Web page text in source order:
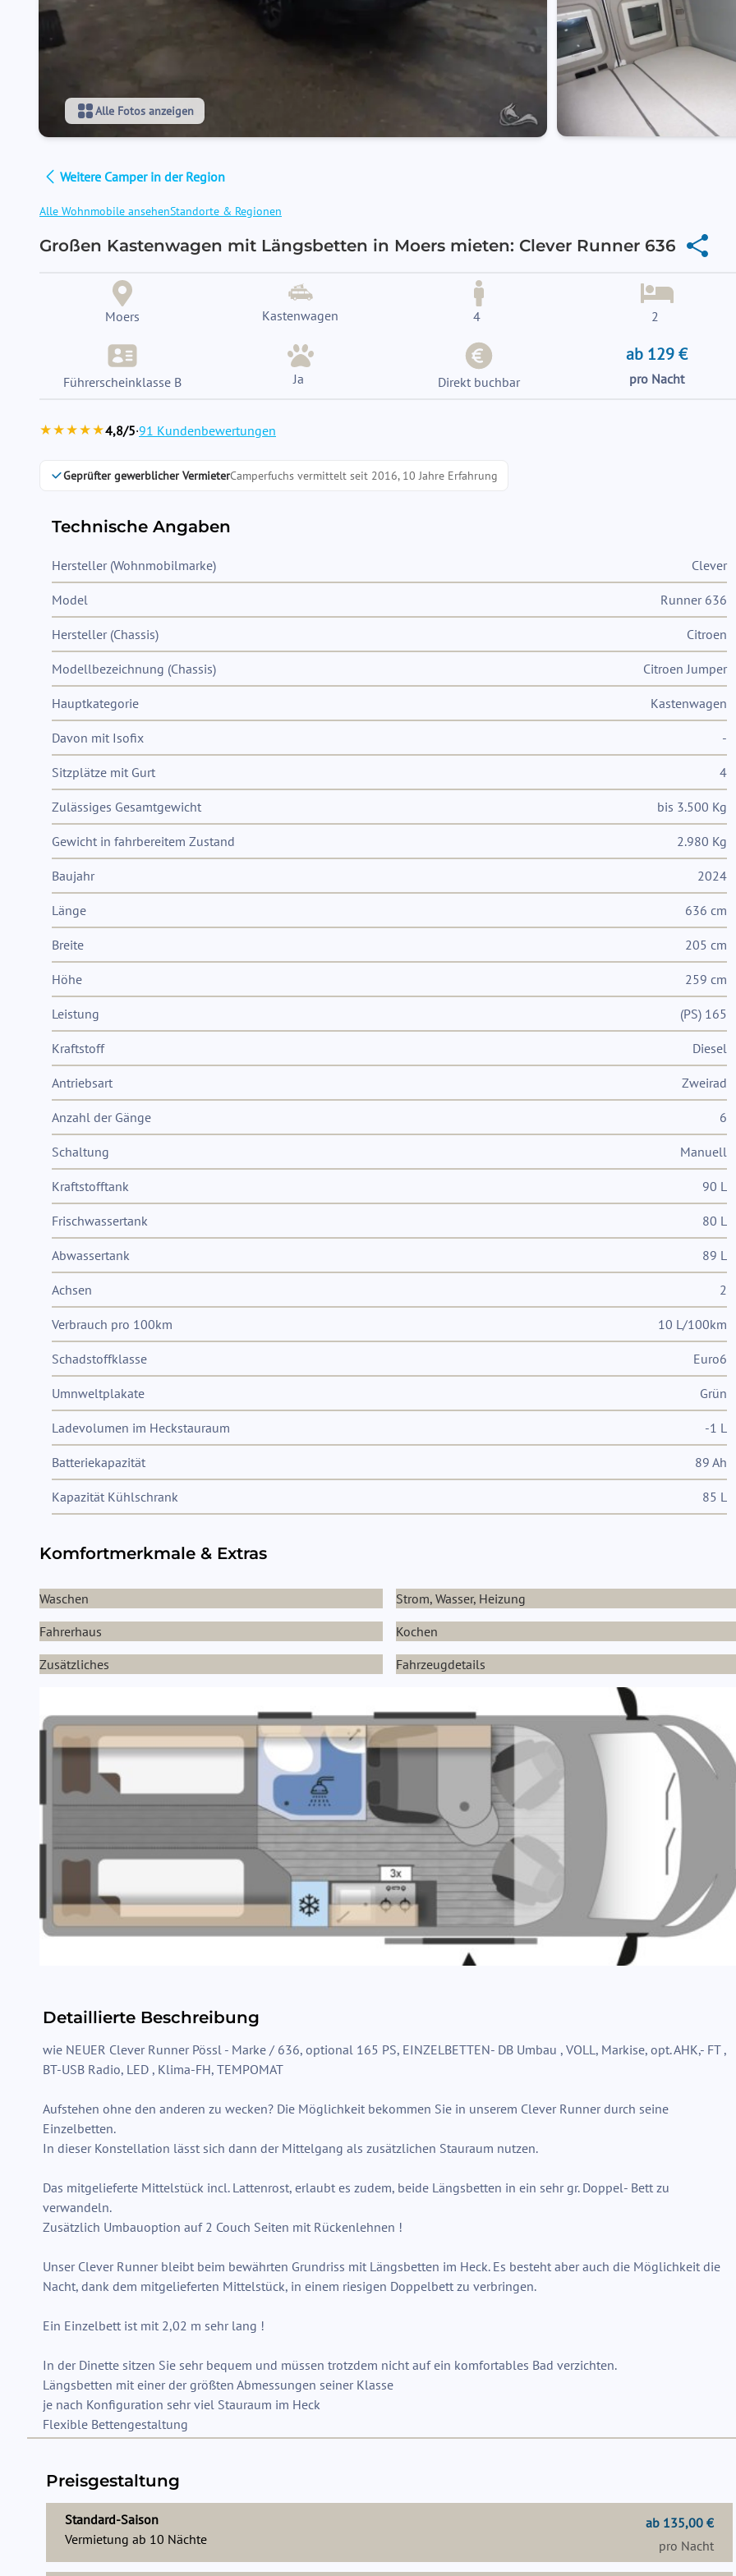
Alle Fotos anzeigen
Weitere Camper in der Region
Alle Wohnmobile ansehenStandorte & Regionen
Großen Kastenwagen mit Längsbetten in Moers mieten: Clever Runner 636
Moers Kastenwagen 4 2
Führerscheinklasse B Ja Direkt buchbar
ab 129 €
pro Nacht
★★★★★4,8/5·91 Kundenbewertungen
Geprüfter gewerblicher VermieterCamperfuchs vermittelt seit 2016, 10 Jahre Erfahrung
Technische Angaben
Hersteller (Wohnmobilmarke) Clever
Model Runner 636
Hersteller (Chassis) Citroen
Modellbezeichnung (Chassis) Citroen Jumper
Hauptkategorie Kastenwagen
Davon mit Isofix -
Sitzplätze mit Gurt 4
Zulässiges Gesamtgewicht bis 3.500 Kg
Gewicht in fahrbereitem Zustand 2.980 Kg
Baujahr 2024
Länge 636 cm
Breite 205 cm
Höhe 259 cm
Leistung (PS) 165
Kraftstoff Diesel
Antriebsart Zweirad
Anzahl der Gänge 6
Schaltung Manuell
Kraftstofftank 90 L
Frischwassertank 80 L
Abwassertank 89 L
Achsen 2
Verbrauch pro 100km 10 L/100km
Schadstoffklasse Euro6
Umnweltplakate Grün
Ladevolumen im Heckstauraum -1 L
Batteriekapazität 89 Ah
Kapazität Kühlschrank 85 L
Komfortmerkmale & Extras
Waschen
Strom, Wasser, Heizung
Fahrerhaus
Kochen
Zusätzliches
Fahrzeugdetails
Detaillierte Beschreibung
wie NEUER Clever Runner Pössl - Marke / 636, optional 165 PS, EINZELBETTEN- DB Umbau , VOLL, Markise, opt. AHK,- FT ,
BT-USB Radio, LED , Klima-FH, TEMPOMAT
Aufstehen ohne den anderen zu wecken? Die Möglichkeit bekommen Sie in unserem Clever Runner durch seine
Einzelbetten.
In dieser Konstellation lässt sich dann der Mittelgang als zusätzlichen Stauraum nutzen.
Das mitgelieferte Mittelstück incl. Lattenrost, erlaubt es zudem, beide Längsbetten in ein sehr gr. Doppel- Bett zu
verwandeln.
Zusätzlich Umbauoption auf 2 Couch Seiten mit Rückenlehnen !
Unser Clever Runner bleibt beim bewährten Grundriss mit Längsbetten im Heck. Es besteht aber auch die Möglichkeit die
Nacht, dank dem mitgelieferten Mittelstück, in einem riesigen Doppelbett zu verbringen.
Ein Einzelbett ist mit 2,02 m sehr lang !
In der Dinette sitzen Sie sehr bequem und müssen trotzdem nicht auf ein komfortables Bad verzichten.
Längsbetten mit einer der größten Abmessungen seiner Klasse
je nach Konfiguration sehr viel Stauraum im Heck
Preisgestaltung
Standard-Saison
Vermietung ab 10 Nächte
ab 135,00 €
pro Nacht